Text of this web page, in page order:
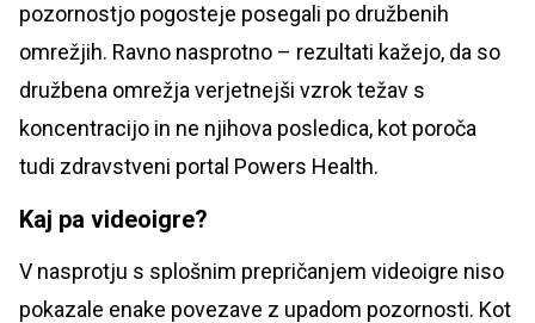
pozornostjo pogosteje posegali po družbenih
omrežjih. Ravno nasprotno – rezultati kažejo, da so
družbena omrežja verjetnejši vzrok težav s
koncentracijo in ne njihova posledica, kot poroča
tudi zdravstveni portal Powers Health.
Kaj pa videoigre?
V nasprotju s splošnim prepričanjem videoigre niso
pokazale enake povezave z upadom pozornosti. Kot